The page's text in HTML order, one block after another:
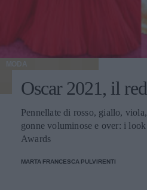
MODA
Oscar 2021, il
Pennellate di rosso, giallo,
gonne voluminose e over: i
Awards
MARTA FRANCESCA PULVIRENTI